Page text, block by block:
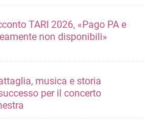
TARI 2026, «Pago PA e
non disponibili»
musica e storia
per il concerto